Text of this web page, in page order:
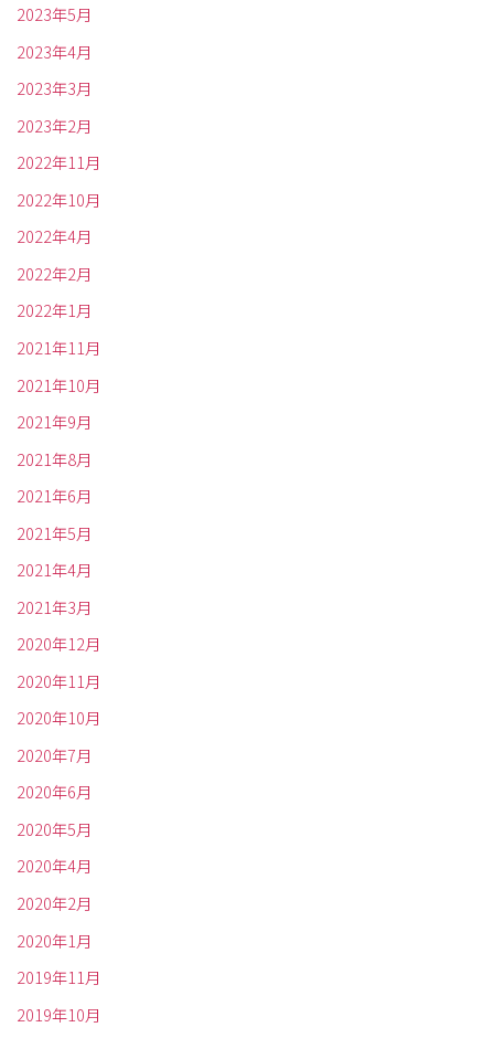
2023年5月
2023年4月
2023年3月
2023年2月
2022年11月
2022年10月
2022年4月
2022年2月
2022年1月
2021年11月
2021年10月
2021年9月
2021年8月
2021年6月
2021年5月
2021年4月
2021年3月
2020年12月
2020年11月
2020年10月
2020年7月
2020年6月
2020年5月
2020年4月
2020年2月
2020年1月
2019年11月
2019年10月